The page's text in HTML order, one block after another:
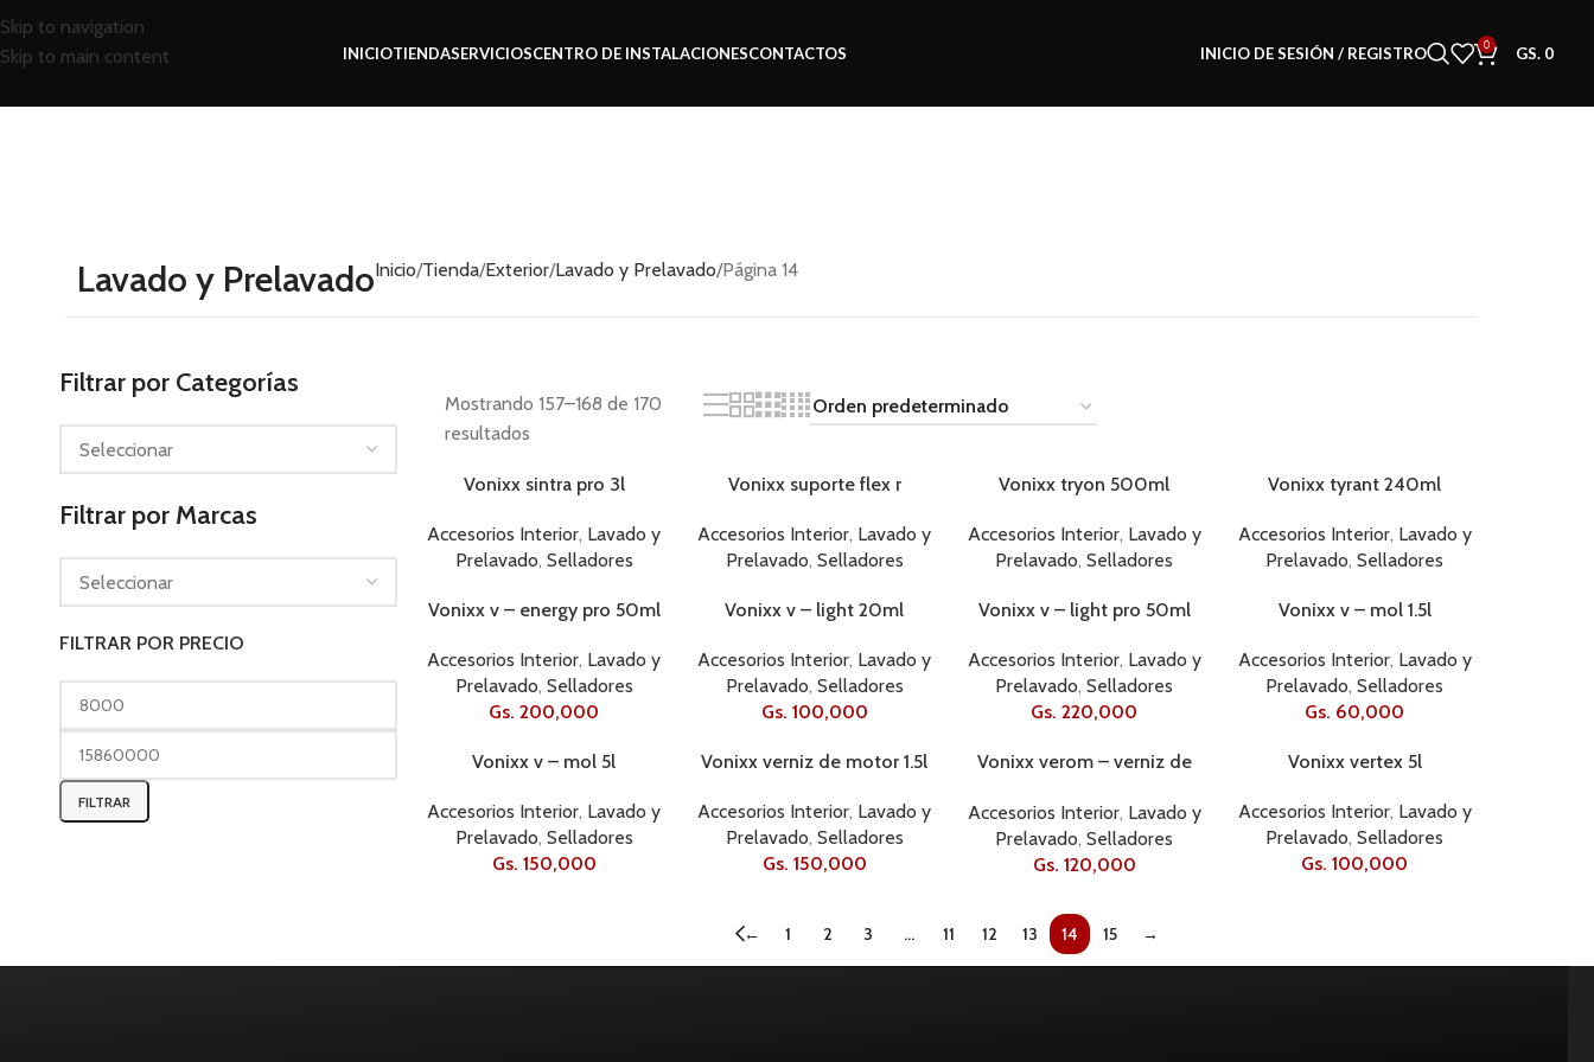
Skip to navigation
Skip to main content
INICIOTIENDASERVICIOSCENTRO DE INSTALACIONESCONTACTOS INICIO DE SESIÓN / REGISTRO 0 GS. 0
Lavado y PrelavadoInicio Tienda Exterior Lavado y Prelavado Página 14
Filtrar por Categorías
Filtrar por Marcas
FILTRAR POR PRECIO
FILTRAR
Mostrando 157–168 de 170
resultados
Vonixx sintra pro 3l
Accesorios Interior, Lavado y
Prelavado, Selladores
Vonixx suporte flex r
Accesorios Interior, Lavado y
Prelavado, Selladores
Vonixx tryon 500ml
Accesorios Interior, Lavado y
Prelavado,Selladores
Vonixx tyrant 240ml
Accesorios Interior, Lavado y
Prelavado,Selladores
Vonixx v – energy pro 50ml
Accesorios Interior, Lavado y
Prelavado, Selladores
Gs. 200,000
Vonixx v – light 20ml
Accesorios Interior, Lavado y
Prelavado, Selladores
Gs. 100,000
Vonixx v – light pro 50ml
Accesorios Interior, Lavado y
Prelavado,Selladores
Gs. 220,000
Vonixx v – mol 1.5l
Accesorios Interior, Lavado y
Prelavado,Selladores
Gs. 60,000
Vonixx v – mol 5l
Accesorios Interior, Lavado y
Prelavado, Selladores
Gs. 150,000
Vonixx verniz de motor 1.5l
Accesorios Interior, Lavado y
Prelavado, Selladores
Gs. 150,000
Vonixx verom – verniz de
Accesorios Interior, Lavado y
Prelavado,Selladores
Gs. 120,000
Vonixx vertex 5l
Accesorios Interior, Lavado y
Prelavado,Selladores
Gs. 100,000
← 1 2 3 … 11 12 13 14 15 →